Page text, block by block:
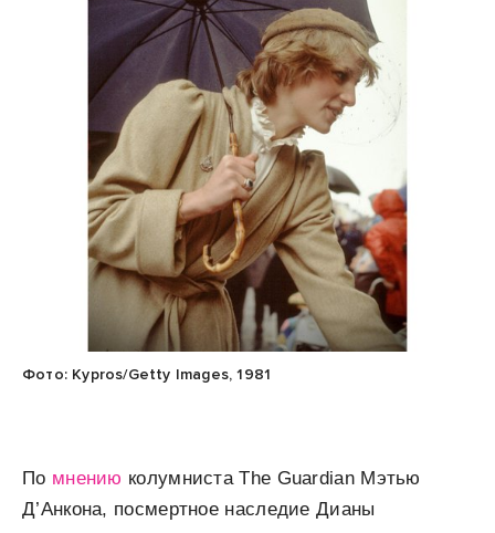
Фото: Kypros/Getty Images, 1981
По мнению колумниста The Guardian Мэтью
Д’Анкона, посмертное наследие Дианы